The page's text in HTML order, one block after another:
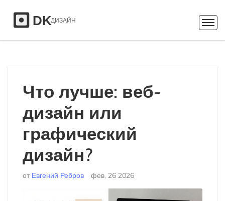
Что лучше: веб-
дизайн или
графический
дизайн?
от Евгений Ребров фев, 26 2026